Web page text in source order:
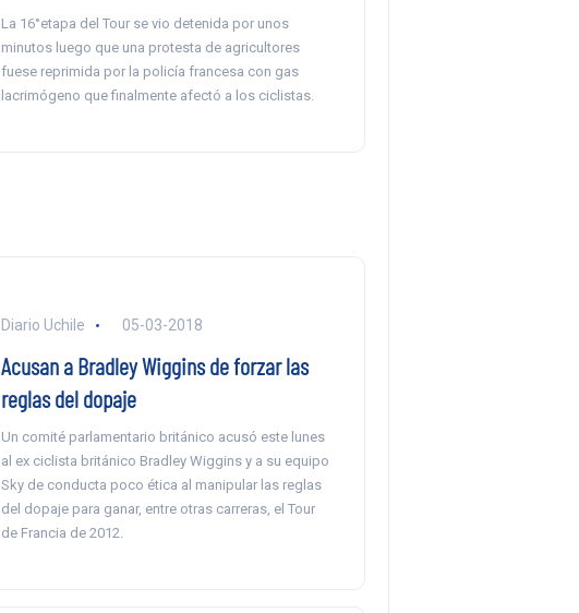
La 16°etapa del Tour se vio detenida por unos
minutos luego que una protesta de agricultores
fuese reprimida por la policía francesa con gas
lacrimógeno que finalmente afectó a los ciclistas.
Diario Uchile 05-03-2018
Acusan a Bradley Wiggins de forzar las
reglas del dopaje
Un comité parlamentario británico acusó este lunes
al ex ciclista británico Bradley Wiggins y a su equipo
Sky de conducta poco ética al manipular las reglas
del dopaje para ganar, entre otras carreras, el Tour
de Francia de 2012.